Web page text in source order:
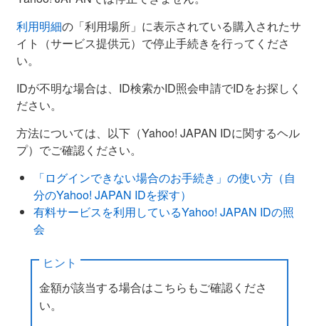
利用明細の「利用場所」に表示されている購入されたサ
イト（サービス提供元）で停止手続きを行ってくださ
い。
IDが不明な場合は、ID検索かID照会申請でIDをお探しく
ださい。
方法については、以下（Yahoo! JAPAN IDに関するヘル
プ）でご確認ください。
「ログインできない場合のお手続き」の使い方（自
分のYahoo! JAPAN IDを探す）
有料サービスを利用しているYahoo! JAPAN IDの照
会
ヒント
金額が該当する場合はこちらもご確認くださ
い。